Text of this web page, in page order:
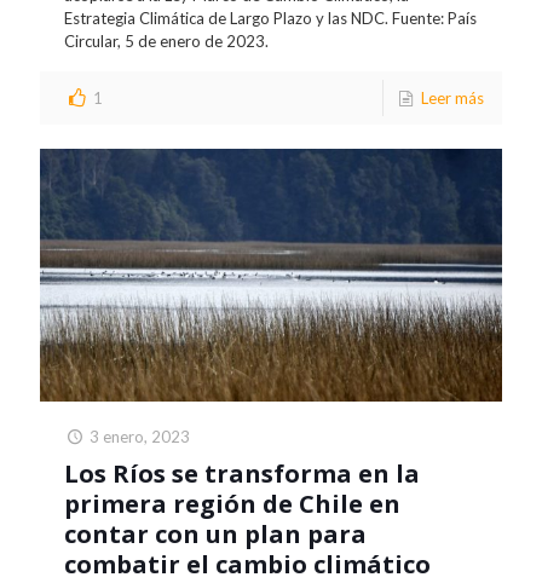
Estrategia Climática de Largo Plazo y las NDC. Fuente: País
Circular, 5 de enero de 2023.
1 Leer más
3 enero, 2023
Los Ríos se transforma en la
primera región de Chile en
contar con un plan para
combatir el cambio climático